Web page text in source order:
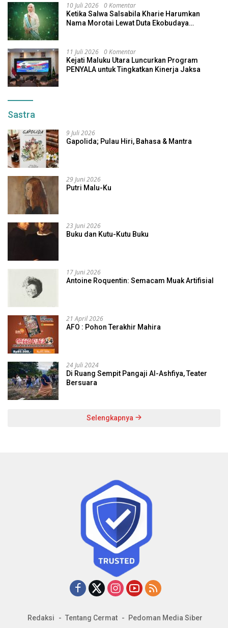
10 Juli 2026 0 Komentar
Ketika Salwa Salsabila Kharie Harumkan
Nama Morotai Lewat Duta Ekobudaya
11 Juli 2026 0 Komentar
Kejati Maluku Utara Luncurkan Program
PENYALA untuk Tingkatkan Kinerja Jaksa
Sastra
9 Juli 2026
Gapolida; Pulau Hiri, Bahasa & Mantra
29 Juni 2026
Putri Malu-Ku
23 Juni 2026
Buku dan Kutu-Kutu Buku
17 Juni 2026
Antoine Roquentin: Semacam Muak Artifisial
21 April 2026
AFO : Pohon Terakhir Mahira
24 Juli 2024
Di Ruang Sempit Pangaji Al-Ashfiya, Teater
Bersuara
Selengkapnya
Redaksi Tentang Cermat
Pedoman Media Siber